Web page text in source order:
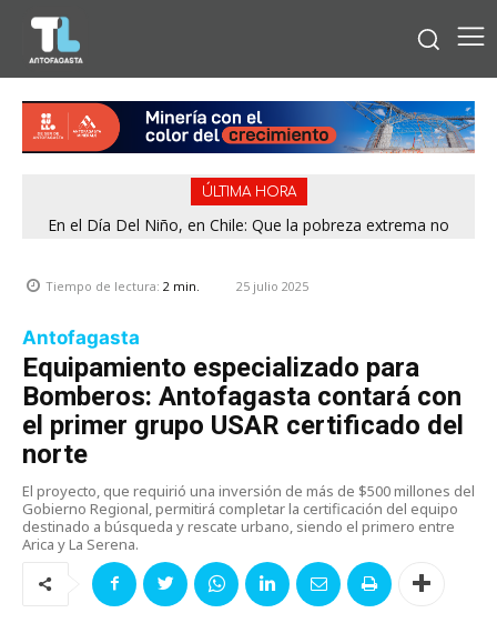
ÚLTIMA HORA
En el Día Del Niño, en Chile: Que la pobreza extrema no
Tiempo de lectura: 2 min. 25 julio 2025
Antofagasta
Equipamiento especializado para
Bomberos: Antofagasta contará con
el primer grupo USAR certificado del
norte
El proyecto, que requirió una inversión de más de $500 millones del
Gobierno Regional, permitirá completar la certificación del equipo
destinado a búsqueda y rescate urbano, siendo el primero entre
Arica y La Serena.